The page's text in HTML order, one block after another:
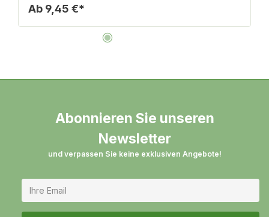
Tagen. Zutatenverzeichnis: Bio Trauben,
Antioxidantien: Sulfite Nährwertangaben je 100 ml
Brennwert: 363kJ / 87 kcal Kohlenhydrate: 2,2g
davon Zucker: 2,2g Enthält geringfügige Mengen von
Ab 9,45 €*
Abonnieren Sie unseren
Newsletter
und verpassen Sie keine exklusiven Angebote!